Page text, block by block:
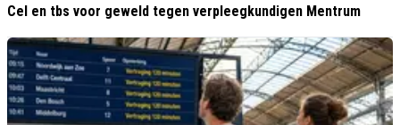
Cel en tbs voor geweld tegen verpleegkundigen Mentrum